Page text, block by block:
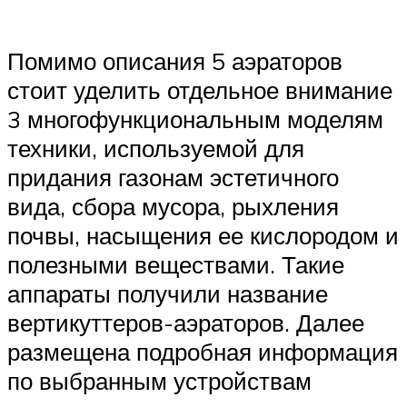
Помимо описания 5 аэраторов
стоит уделить отдельное внимание
3 многофункциональным моделям
техники, используемой для
придания газонам эстетичного
вида, сбора мусора, рыхления
почвы, насыщения ее кислородом и
полезными веществами. Такие
аппараты получили название
вертикуттеров-аэраторов. Далее
размещена подробная информация
по выбранным устройствам